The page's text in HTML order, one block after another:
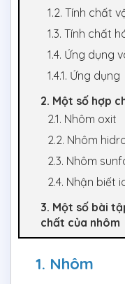
1.2. Tính chất
1.3. Tính chất
1.4. Ứng dụng
1.4.1. Ứng dụng
2. Một số hợp
2.1. Nhôm oxit
2.2. Nhôm
2.3. Nhôm
2.4. Nhận biết
3. Một số bài
chất của nhôm
1. Nhôm